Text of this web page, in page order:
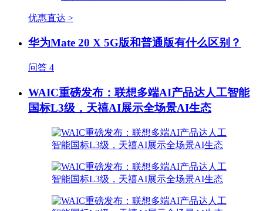
优惠直达 >
华为Mate 20 X 5G版和普通版有什么区别？
问答 4
WAIC重磅发布：联想多端AI产品达人工智能
国标L3级，天禧AI展示全场景AI生态